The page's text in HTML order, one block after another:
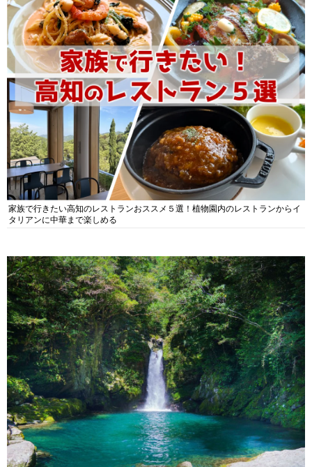
家族で行きたい高知のレストランおススメ５選！植物園内のレストランからイ
タリアンに中華まで楽しめる